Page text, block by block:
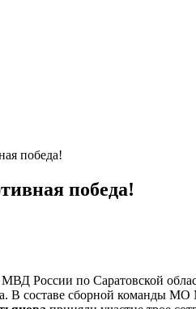
победа!
победа!
России по Саратовской
В составе сборной команды